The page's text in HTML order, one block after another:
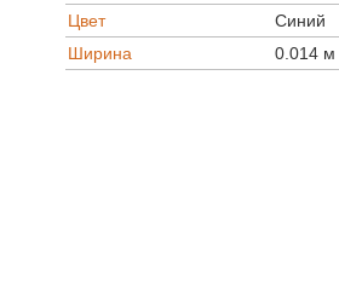
Цвет
Синий
Ширина
0.014 м